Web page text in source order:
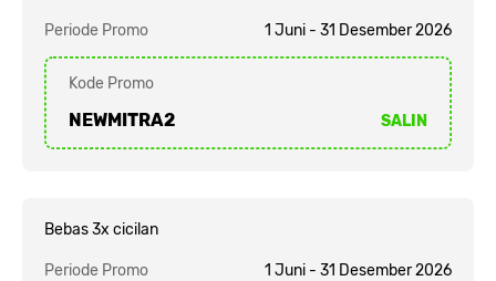
Periode Promo 1 Juni - 31 Desember 2026
Kode Promo
NEWMITRA2 SALIN
Bebas 3x cicilan
Periode Promo 1 Juni - 31 Desember 2026